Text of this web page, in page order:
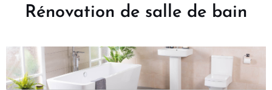
Rénovation de salle de bain